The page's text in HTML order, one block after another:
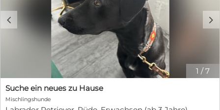
1 /7
c d
Suche ein neues zu Hause
Mischlingshunde